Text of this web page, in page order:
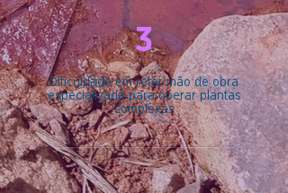
3
Dificuldade em reter mão de obra
especializada para operar plantas
complexas